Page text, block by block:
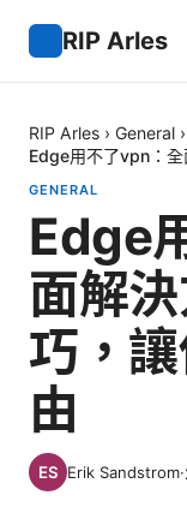
RIP Arles
RIP Arles › General ›
Edge用不了vpn：
GENERAL
Edge
面解
巧，
由
Erik Sandstrom·